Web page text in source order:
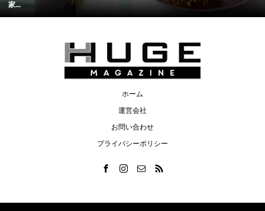
家...
ホーム
運営会社
お問い合わせ
プライバシーポリシー